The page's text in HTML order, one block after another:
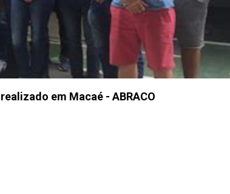
em Macaé - ABRACO